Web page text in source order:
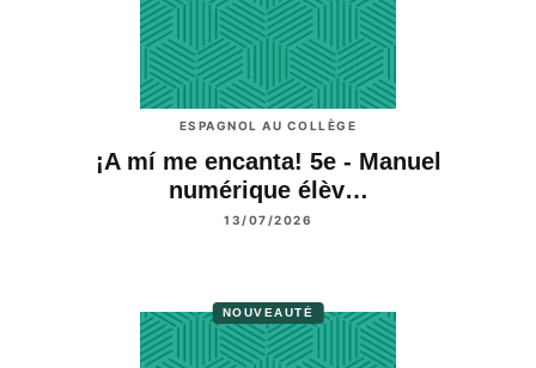
ESPAGNOL AU COLLÈGE
¡A mí me encanta! 5e - Manuel
numérique élèv…
13/07/2026
NOUVEAUTÉ